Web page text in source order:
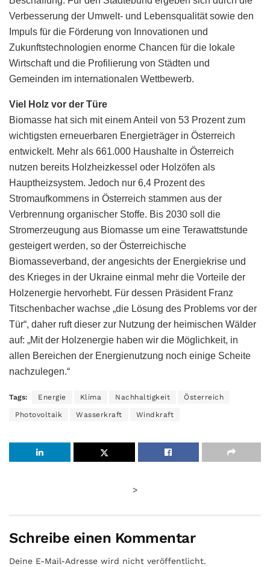
Verbesserung der Umwelt- und Lebensqualität sowie den
Impuls für die Förderung von Innovationen und
Zukunftstechnologien enorme Chancen für die lokale
Wirtschaft und die Profilierung von Städten und
Gemeinden im internationalen Wettbewerb.
Viel Holz vor der Türe
Biomasse hat sich mit einem Anteil von 53 Prozent zum
wichtigsten erneuerbaren Energieträger in Österreich
entwickelt. Mehr als 661.000 Haushalte in Österreich
nutzen bereits Holzheizkessel oder Holzöfen als
Hauptheizsystem. Jedoch nur 6,4 Prozent des
Stromaufkommens in Österreich stammen aus der
Verbrennung organischer Stoffe. Bis 2030 soll die
Stromerzeugung aus Biomasse um eine Terawattstunde
gesteigert werden, so der Österreichische
Biomasseverband, der angesichts der Energiekrise und
des Krieges in der Ukraine einmal mehr die Vorteile der
Holzenergie hervorhebt. Für dessen Präsident Franz
Titschenbacher wachse „die Lösung des Problems vor der
Tür“, daher ruft dieser zur Nutzung der heimischen Wälder
auf: „Mit der Holzenergie haben wir die Möglichkeit, in
allen Bereichen der Energienutzung noch einige Scheite
nachzulegen.“
Tags: Energie Klima Nachhaltigkeit Österreich
Photovoltaik Wasserkraft Windkraft
>
Schreibe einen Kommentar
Deine E-Mail-Adresse wird nicht veröffentlicht.